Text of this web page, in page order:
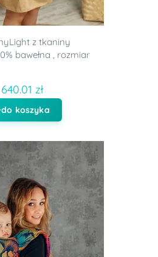
z tkaniny
bawełna , rozmiar
640.01 zł
do koszyka